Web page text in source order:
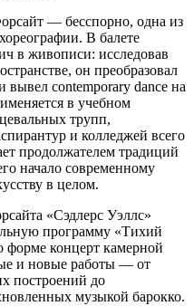
— бесспорно, одна из
В балете
в живописи: исследовав
он преобразовал
contemporary dance на
в учебном
трупп,
и колледжей всего
продолжателем традиций
начало современному
в целом.
«Сэдлерс Уэллс»
программу «Тихий
концерт камерной
и новые работы — от
построений до
музыкой барокко.